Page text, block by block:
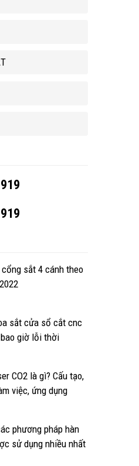
sắt 4 cánh theo
sắt cửa sổ cắt cnc
giờ lỗi thời
CO2 là gì? Cấu tạo,
việc, ứng dụng
phương pháp hàn
sử dụng nhiều nhất